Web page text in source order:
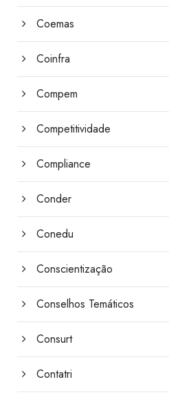
Coemas
Coinfra
Compem
Competitividade
Compliance
Conder
Conedu
Conscientização
Conselhos Temáticos
Consurt
Contatri